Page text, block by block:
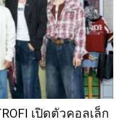
เปิดตัวคอลเล็ก